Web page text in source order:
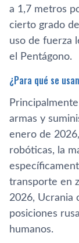
a 1,7 metros
cierto grado
uso de fuerza
el Pentágono.
¿Para qué se
armas y
enero de
robóticas, la
transporte en
2026, Ucrania
posiciones
humanos.